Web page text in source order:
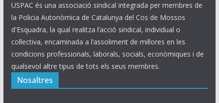
USPAC és una associació sindical integrada per membres de
la Policia Autonòmica de Catalunya del Cos de Mossos
d'Esquadra, la qual realitza l’acció sindical, individual o
col·lectiva, encaminada a l’assoliment de millores en les
condicions professionals, laborals, socials, econòmiques i de
qualsevol altre tipus de tots els seus membres.
Nosaltres